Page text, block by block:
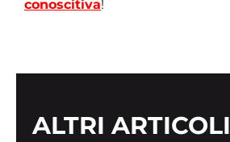
conoscitiva!
ALTRI ARTICOLI